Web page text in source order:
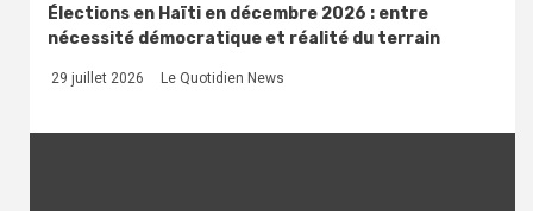
Élections en Haïti en décembre 2026 : entre
nécessité démocratique et réalité du terrain
29 juillet 2026 Le Quotidien News